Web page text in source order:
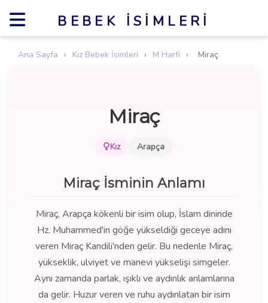
BEBEK İSIMLERI
Ana Sayfa › Kız Bebek İsimleri › M Harfi › Miraç
Miraç
Kız Arapça
Miraç İsminin Anlamı
Miraç, Arapça kökenli bir isim olup, İslam dininde
Hz. Muhammed'in göğe yükseldiği geceye adını
veren Miraç Kandili'nden gelir. Bu nedenle Miraç,
yükseklik, ulviyet ve manevi yükselişi simgeler.
Aynı zamanda parlak, ışıklı ve aydınlık anlamlarına
da gelir. Huzur veren ve ruhu aydınlatan bir isim